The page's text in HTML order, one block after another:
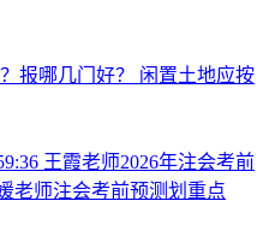
报哪几门好？ 闲置土地应按
王霞老师2026年注会考前
老师注会考前预测划重点